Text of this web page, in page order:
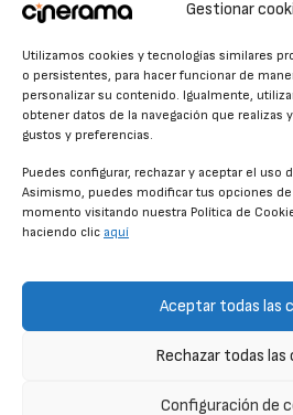
Gestionar
Utilizamos cookies y tecnologías similares
o persistentes, para hacer funcionar de
personalizar su contenido. Igualmente,
obtener datos de la navegación que realizas
gustos y preferencias.
Puedes configurar, rechazar y aceptar el uso
Asimismo, puedes modificar tus opciones
momento visitando nuestra Política de
haciendo clic aquí
Aceptar todas las
Rechazar todas las
Configuración de
ALFOMBRA ROJA
CONDICIONES
CONTACTO
© CINERAMA